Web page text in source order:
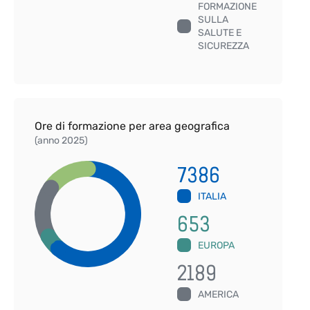
FORMAZIONE
SULLA
SALUTE E
SICUREZZA
Ore di formazione per area geografica
(anno 2025)
7386
ITALIA
653
EUROPA
2189
AMERICA